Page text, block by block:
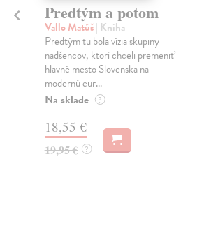
Predtým a potom
Vallo Matúš| Kniha
Predtým tu bola vízia skupiny
nadšencov, ktorí chceli premeniť
hlavné mesto Slovenska na
modernú eur...
Na sklade ?
18,55 €
19,95 € ?